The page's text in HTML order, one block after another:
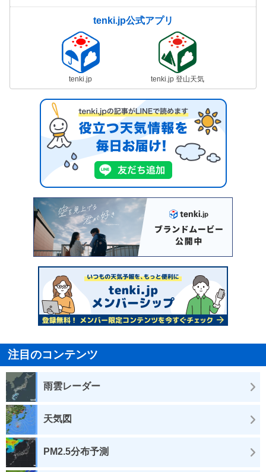
tenki.jp公式アプリ
tenki.jp tenki.jp 登山天気
注目のコンテンツ
雨雲レーダー
天気図
PM2.5分布予測